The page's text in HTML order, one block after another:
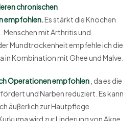
chronischen
empfohlen.Es stärkt die Knochen
Menschen mit Arthritis und
Mundtrockenheit empfehle ich die
in Kombination mit Ghee und Malve.
Operationen empfohlen , da es die
und Narben reduziert. Es kann
äußerlich zur Hautpflege
wird zur Linderung von Akne,